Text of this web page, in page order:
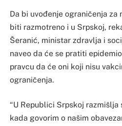
Da bi uvođenje ograničenja za
biti razmotreno i u Srpskoj,
Šeranić, ministar zdravlja i
naveo da će se pratiti
pravcu da će oni koji nisu
ograničenja.
“U Republici Srpskoj razmišlja
kada govorim o našim